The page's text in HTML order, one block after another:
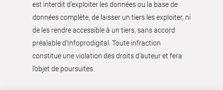
est interdit d’exploiter les données ou la base de
données complète, de laisser un tiers les exploiter, ni
de les rendre accessible à un tiers, sans accord
préalable d'Infoprodigital. Toute infraction
constitue une violation des droits d’auteur et fera
l’objet de poursuites.